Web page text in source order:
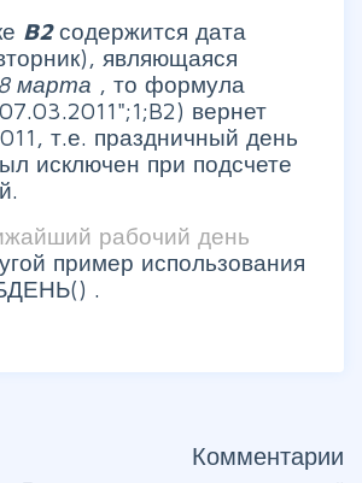
B2содержится дата
являющаяся
8 марта , то формула
вернет
т.е. праздничный день
исключен при подсчете
рабочий день
пример использования
.
Комментарии